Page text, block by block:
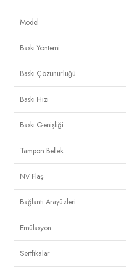
Model
Baskı Yöntemi
Baskı Çözünürlüğü
Baskı Hızı
Baskı Genişliği
Tampon Bellek
NV Flaş
Bağlantı Arayüzleri
Emülasyon
Sertfikalar